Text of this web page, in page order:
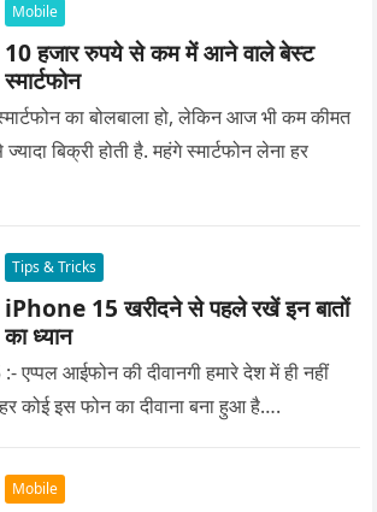
Mobile
10 हजार रुपये से कम में आने वाले बेस्ट
स्मार्टफोन
का बोलबाला हो, लेकिन आज भी कम कीमत
बिक्री होती है. महंगे स्मार्टफोन लेना हर
Tips & Tricks
iPhone 15 खरीदने से पहले रखें इन बातों
का ध्यान
आईफोन की दीवानगी हमारे देश में ही नहीं
कोई इस फोन का दीवाना बना हुआ है….
Mobile